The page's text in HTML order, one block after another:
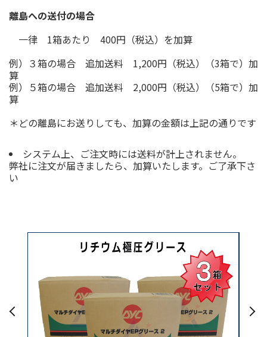
離島への送付の場合
一律 1箱あたり 400円（税込）を加算
例）３箱の場合 追加送料 1,200円（税込）（3箱で）加
算
例）５箱の場合 追加送料 2,000円（税込）（5箱で）加
算
＊どの離島にお送りしても、加算の金額は上記の通りです
システム上、ご注文時には送料が計上されません。
弊社に注文が届きましたら、加算いたします。ご了承下さ
い